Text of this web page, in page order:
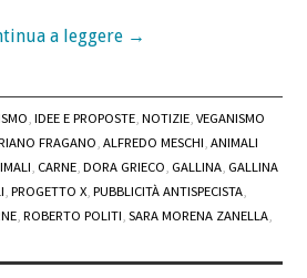
a leggere →
, IDEE E PROPOSTE, NOTIZIE, VEGANISMO
FRAGANO, ALFREDO MESCHI, ANIMALI
, CARNE,DORA GRIECO, GALLINA, GALLINA
,PROGETTO X,PUBBLICITÀ ANTISPECISTA,
,ROBERTO POLITI,SARA MORENA ZANELLA,